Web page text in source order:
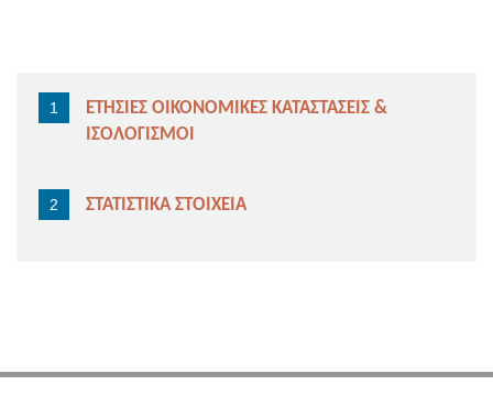
ΕΤΗΣΙΕΣ ΟΙΚΟΝΟΜΙΚΕΣ ΚΑΤΑΣΤΑΣΕΙΣ &
ΙΣΟΛΟΓΙΣΜΟΙ
ΣΤΑΤΙΣΤΙΚΑ ΣΤΟΙΧΕΙΑ